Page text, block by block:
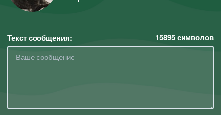
Текст сообщения: 15895символов